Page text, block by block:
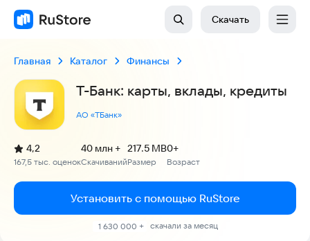
Скачать
Главная Каталог Финансы
Т-Банк: карты, вклады, кредиты
АО «ТБанк»
Рейтинг:
4,2
(
167,5 тыс. оценок
)
Скачиваний
40 млн +
Размер
217.5 MB
Возраст
0+
Установить с помощью RuStore
1 630 000 + скачали за месяц